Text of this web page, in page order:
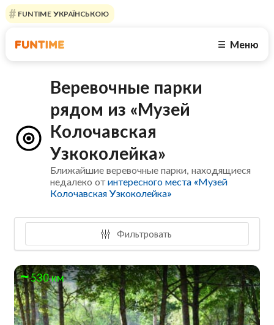
FUNTIME УКРАЇНСЬКОЮ
☰ Меню
Веревочные парки
рядом из «Музей
Колочавская
Узкоколейка»
Ближайшие веревочные парки, находящиеся
недалеко отинтересного места «Музей
Колочавская Узкоколейка»
Фильтровать
530 км